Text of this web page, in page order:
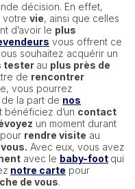
décision. En effet,
votre vie, ainsi que celles
d’avoir le plus
vous offrent ce
souhaitez acquérir un
tester au plus près de
de rencontrer
vous pourrez
de la part de nos
bénéficiez d’un contact
un moment durant
pour rendre visite au
Avec eux, vous avez
avec le baby-foot qui
notre carte pour
de vous.